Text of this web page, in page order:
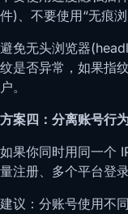
件)、不要使用“无痕浏
避免无头浏览器
纹是否异常，如果指
户。
方案四：分离账号行
如果你同时用同一个
量注册、多个平台登
建议：分账号使用不